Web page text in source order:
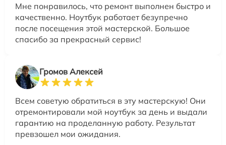
Мне понравилось, что ремонт выполнен быстро и
качественно. Ноутбук работает безупречно
после посещения этой мастерской. Большое
спасибо за прекрасный сервис!
Громов Алексей
Всем советую обратиться в эту мастерскую! Они
отремонтировали мой ноутбук за день и выдали
гарантию на проделанную работу. Результат
превзошел мои ожидания.